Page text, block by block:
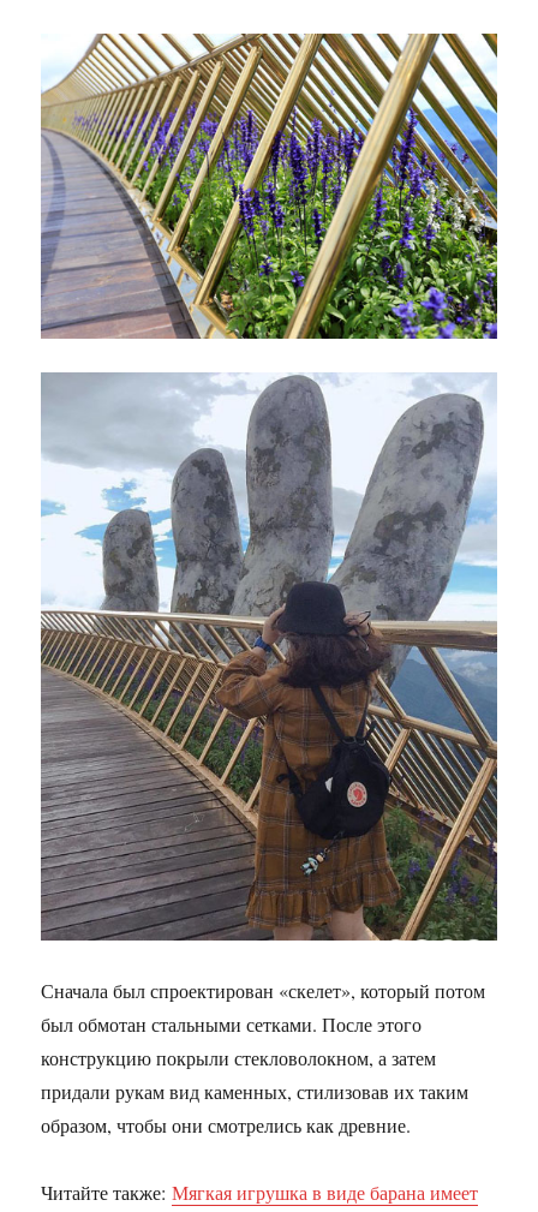
Сначала был спроектирован «скелет», который потом
был обмотан стальными сетками. После этого
конструкцию покрыли стекловолокном, а затем
придали рукам вид каменных, стилизовав их таким
образом, чтобы они смотрелись как древние.
Читайте также:Мягкая игрушка в виде барана имеет